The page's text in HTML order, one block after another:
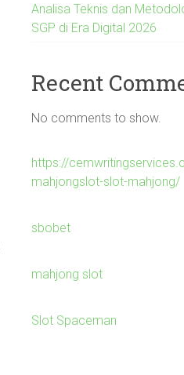
Analisa Teknis dan
SGP di Era Digital 2026
Recent
No comments to show.
https://
mahjongslot-slot-mahjong/
sbobet
mahjong slot
Slot Spaceman